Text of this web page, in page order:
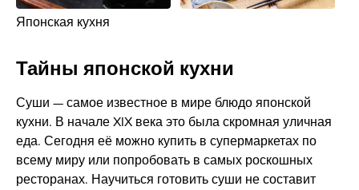
Японская кухня
Тайны японской кухни
Суши — самое известное в мире блюдо японской
кухни. В начале XIX века это была скромная уличная
еда. Сегодня её можно купить в супермаркетах по
всему миру или попробовать в самых роскошных
ресторанах. Научиться готовить суши не составит